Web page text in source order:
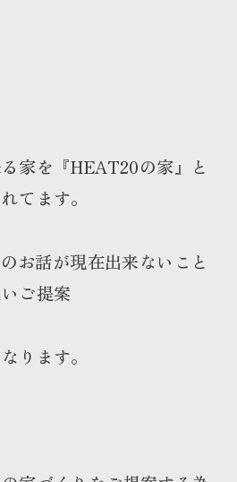
家を『HEAT20の家』と
てます。
お話が現在出来ないこと
ご提案
ります。